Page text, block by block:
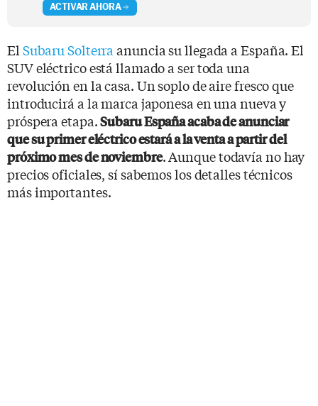
ACTIVAR AHORA
El Subaru Solterra anuncia su llegada a España. El
SUV eléctrico está llamado a ser toda una
revolución en la casa. Un soplo de aire fresco que
introducirá a la marca japonesa en una nueva y
próspera etapa.Subaru España acaba de anunciar
que su primer eléctrico estará a la venta a partir del
próximo mes de noviembre. Aunque todavía no hay
precios oficiales, sí sabemos los detalles técnicos
más importantes.